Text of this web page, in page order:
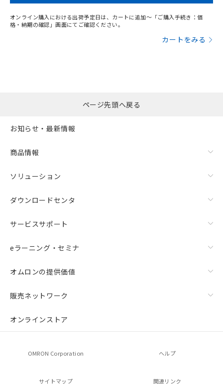
オンライン購入における出荷予定日は、カートに追加～「ご購入手続き：価
格・納期の確認」画面にてご確認ください。
カートをみる
ページ先頭へ戻る
お知らせ・最新情報
商品情報
ソリューション
ダウンロードセンタ
サービスサポート
eラーニング・セミナ
オムロンの提供価値
販売ネットワーク
オンラインストア
OMRON Corporation ヘルプ
サイトマップ 関連リンク